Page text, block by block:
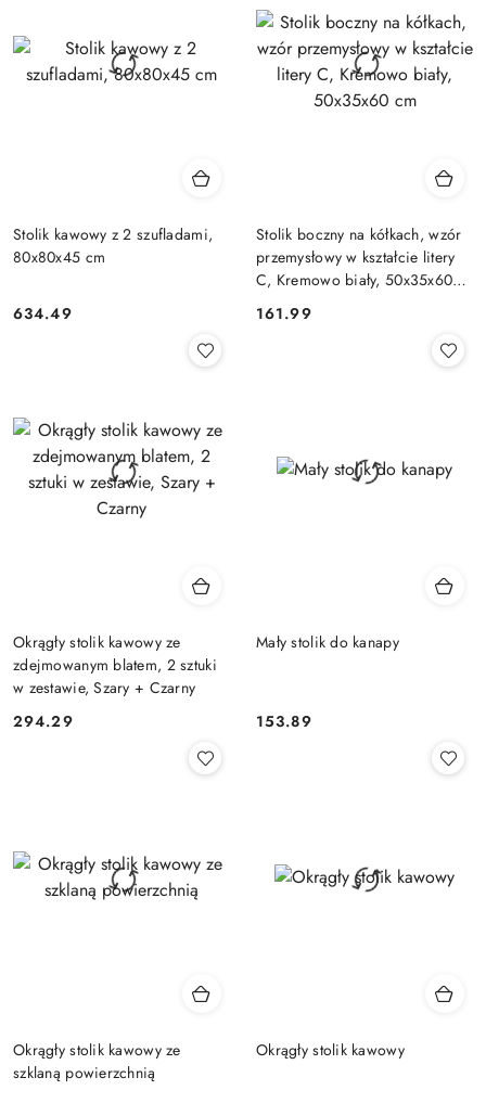
Stolik kawowy z 2 szufladami,
80x80x45 cm
Cena:
634.49
Stolik boczny na kółkach, wzór
przemysłowy w kształcie litery
C, Kremowo biały, 50x35x60
Cena:
161.99
Okrągły stolik kawowy ze
zdejmowanym blatem, 2 sztuki
w zestawie, Szary + Czarny
Cena:
294.29
Mały stolik do kanapy
Cena:
153.89
Okrągły stolik kawowy ze
szklaną powierzchnią
Okrągły stolik kawowy